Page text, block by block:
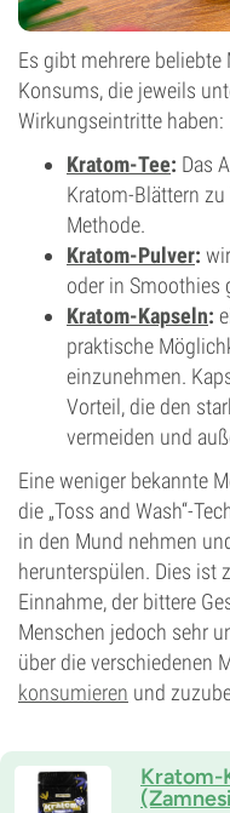
Es gibt mehrere
Konsums, die jeweils
Wirkungseintritte haben:
Kratom-Tee: Das
Kratom-Blättern
Methode.
Kratom-Pulver:
oder in Smoothies
Kratom-Kapseln:
praktische
einzunehmen.
Vorteil, die den
vermeiden und
Eine weniger bekannte
die „Toss and Wash“-
in den Mund nehmen
herunterspülen. Dies ist
Einnahme, der bittere
Menschen jedoch sehr
über die verschiedenen
konsumieren und
Kratom-